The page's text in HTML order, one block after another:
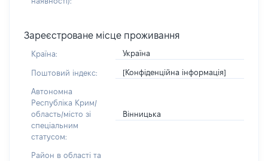
Зареєстроване місце проживання
Країна: Україна
Поштовий індекс: [Конфіденційна інформація]
Автономна
Республіка Крим/
область/місто зі
спеціальним
статусом:
Вінницька
Район в області та